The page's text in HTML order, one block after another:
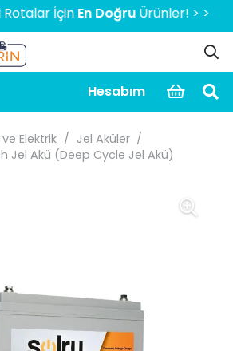
İçinEn DoğruÜrünler! > > > > >
Hesabım
ve Elektrik / Jel Aküler /
Jel Akü (Deep Cycle Jel Akü)